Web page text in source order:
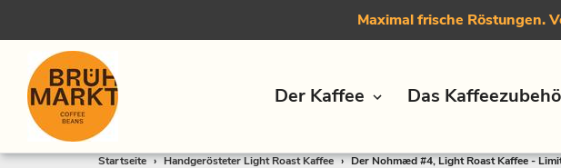
Direkt
Maximal frische Röstungen.
Der Kaffee Das
Startseite › Handgerösteter Light Roast Kaffee › Der Nohmæd #4, Light Roast Kaffee -